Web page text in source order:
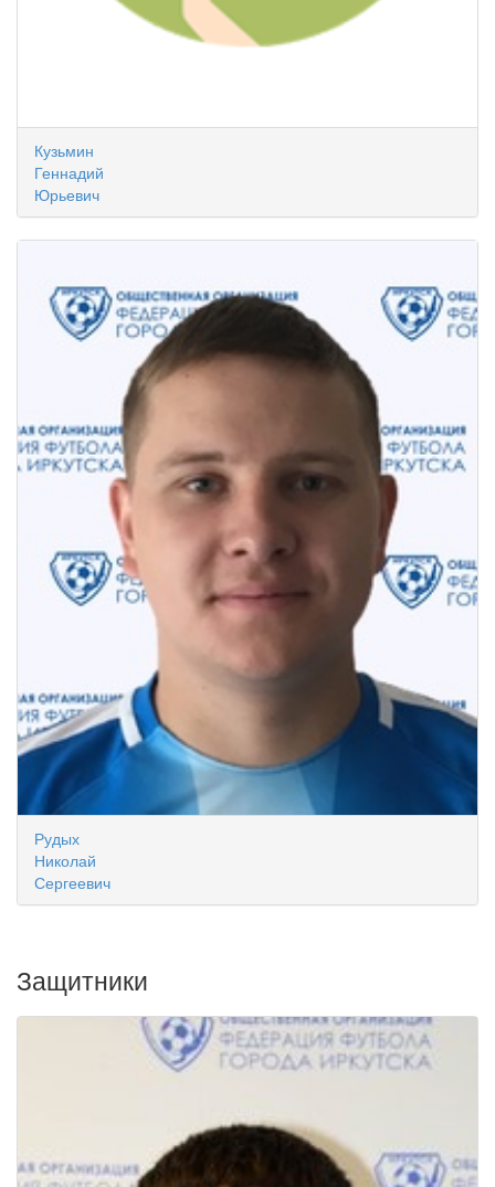
Кузьмин
Геннадий
Юрьевич
Рудых
Николай
Сергеевич
Защитники